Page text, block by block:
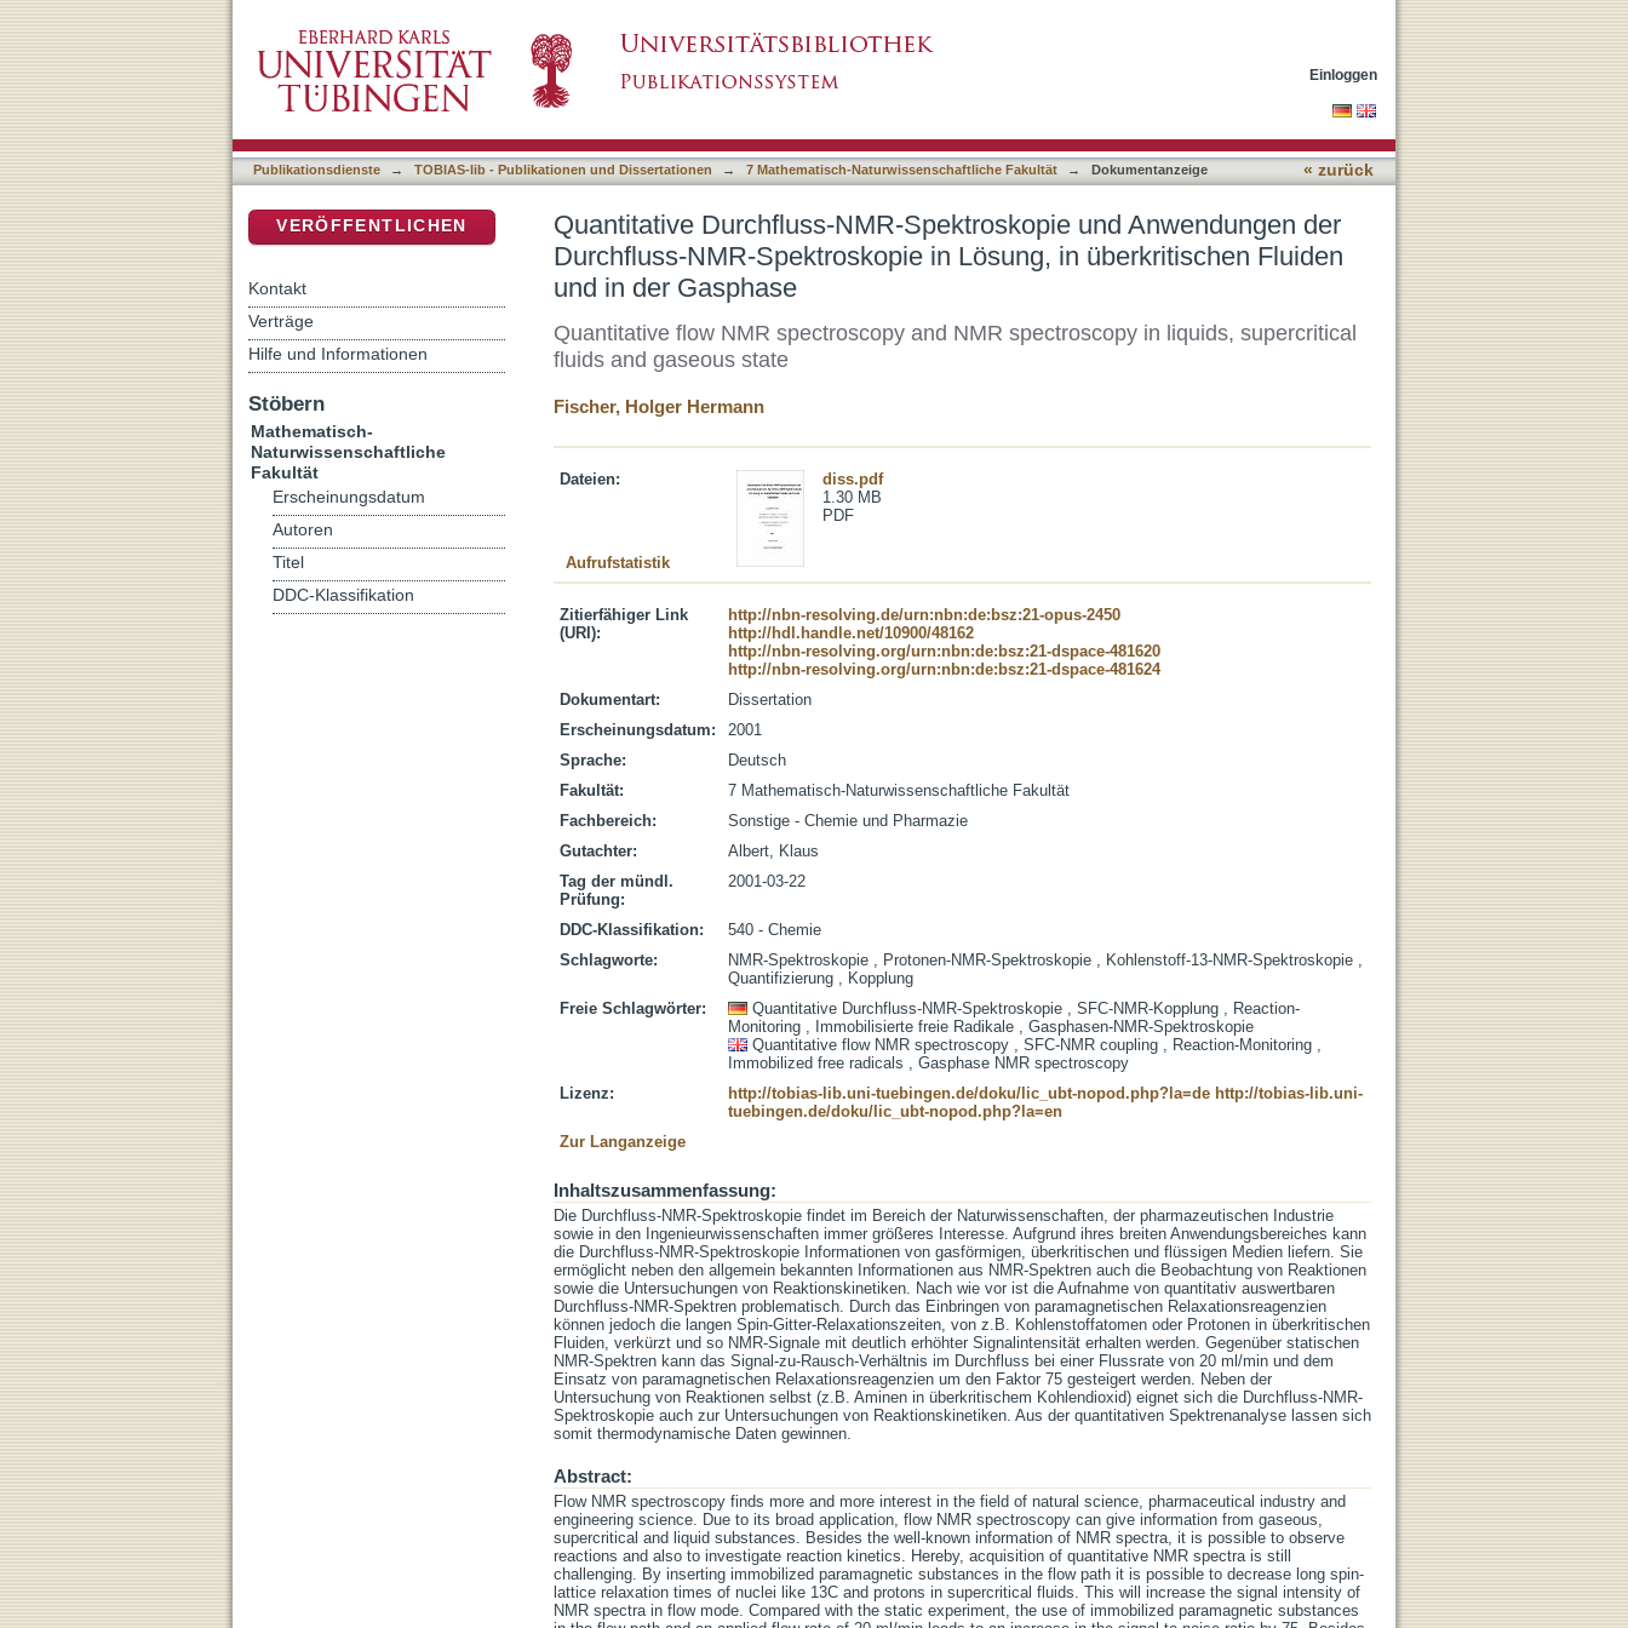
Spektroskopie in Lösung, in überkritischen Fluiden und in der Gasphase
Einloggen
Publikationsdienste → TOBIAS-lib - Publikationen und Dissertationen → 7 Mathematisch-Naturwissenschaftliche Fakultät → Dokumentanzeige « zurück
Quantitative Durchfluss-NMR-Spektroskopie und Anwendungen der
Durchfluss-NMR-Spektroskopie in Lösung, in überkritischen Fluiden
und in der Gasphase
Quantitative flow NMR spectroscopy and NMR spectroscopy in liquids, supercritical
fluids and gaseous state
Fischer, Holger Hermann
Dateien:
diss.pdf
1.30 MB
PDF
Aufrufstatistik
Zitierfähiger Link
(URI):
http://nbn-resolving.de/urn:nbn:de:bsz:21-opus-2450
http://hdl.handle.net/10900/48162
http://nbn-resolving.org/urn:nbn:de:bsz:21-dspace-481620
http://nbn-resolving.org/urn:nbn:de:bsz:21-dspace-481624
Dokumentart:
Dissertation
Erscheinungsdatum:
2001
Sprache:
Deutsch
Fakultät:
7 Mathematisch-Naturwissenschaftliche Fakultät
Fachbereich:
Sonstige - Chemie und Pharmazie
Gutachter:
Albert, Klaus
Tag der mündl.
Prüfung:
2001-03-22
DDC-Klassifikation:
540 - Chemie
Schlagworte:
NMR-Spektroskopie , Protonen-NMR-Spektroskopie , Kohlenstoff-13-NMR-Spektroskopie ,
Quantifizierung , Kopplung
Freie Schlagwörter:
Quantitative Durchfluss-NMR-Spektroskopie , SFC-NMR-Kopplung , Reaction-
Monitoring , Immobilisierte freie Radikale , Gasphasen-NMR-Spektroskopie
Quantitative flow NMR spectroscopy , SFC-NMR coupling , Reaction-Monitoring ,
Immobilized free radicals , Gasphase NMR spectroscopy
Lizenz:
http://tobias-lib.uni-tuebingen.de/doku/lic_ubt-nopod.php?la=de http://tobias-lib.uni-
tuebingen.de/doku/lic_ubt-nopod.php?la=en
Zur Langanzeige
Inhaltszusammenfassung:
Die Durchfluss-NMR-Spektroskopie findet im Bereich der Naturwissenschaften, der pharmazeutischen Industrie
sowie in den Ingenieurwissenschaften immer größeres Interesse. Aufgrund ihres breiten Anwendungsbereiches kann
die Durchfluss-NMR-Spektroskopie Informationen von gasförmigen, überkritischen und flüssigen Medien liefern. Sie
ermöglicht neben den allgemein bekannten Informationen aus NMR-Spektren auch die Beobachtung von Reaktionen
sowie die Untersuchungen von Reaktionskinetiken. Nach wie vor ist die Aufnahme von quantitativ auswertbaren
Durchfluss-NMR-Spektren problematisch. Durch das Einbringen von paramagnetischen Relaxationsreagenzien
können jedoch die langen Spin-Gitter-Relaxationszeiten, von z.B. Kohlenstoffatomen oder Protonen in überkritischen
Fluiden, verkürzt und so NMR-Signale mit deutlich erhöhter Signalintensität erhalten werden. Gegenüber statischen
NMR-Spektren kann das Signal-zu-Rausch-Verhältnis im Durchfluss bei einer Flussrate von 20 ml/min und dem
Einsatz von paramagnetischen Relaxationsreagenzien um den Faktor 75 gesteigert werden. Neben der
Untersuchung von Reaktionen selbst (z.B. Aminen in überkritischem Kohlendioxid) eignet sich die Durchfluss-NMR-
Spektroskopie auch zur Untersuchungen von Reaktionskinetiken. Aus der quantitativen Spektrenanalyse lassen sich
somit thermodynamische Daten gewinnen.
Abstract:
Flow NMR spectroscopy finds more and more interest in the field of natural science, pharmaceutical industry and
engineering science. Due to its broad application, flow NMR spectroscopy can give information from gaseous,
supercritical and liquid substances. Besides the well-known information of NMR spectra, it is possible to observe
reactions and also to investigate reaction kinetics. Hereby, acquisition of quantitative NMR spectra is still
challenging. By inserting immobilized paramagnetic substances in the flow path it is possible to decrease long spin-
lattice relaxation times of nuclei like 13C and protons in supercritical fluids. This will increase the signal intensity of
NMR spectra in flow mode. Compared with the static experiment, the use of immobilized paramagnetic substances
VERÖFFENTLICHEN
Kontakt
Verträge
Hilfe und Informationen
Stöbern
Mathematisch-
Naturwissenschaftliche
Fakultät
Erscheinungsdatum
Autoren
Titel
DDC-Klassifikation